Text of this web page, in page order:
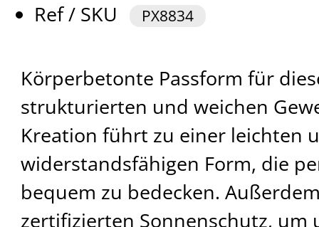
Ref / SKU
PX8834
Körperbetonte Passform für
strukturierten und weichen
Kreation führt zu einer leichten
widerstandsfähigen Form, die
bequem zu bedecken.
zertifizierten Sonnenschutz, um